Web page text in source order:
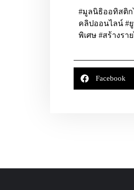
#มูลนิธิออทิสติก
คลิปออนไลน์ #
พิเศษ #สร้างรา
Facebook